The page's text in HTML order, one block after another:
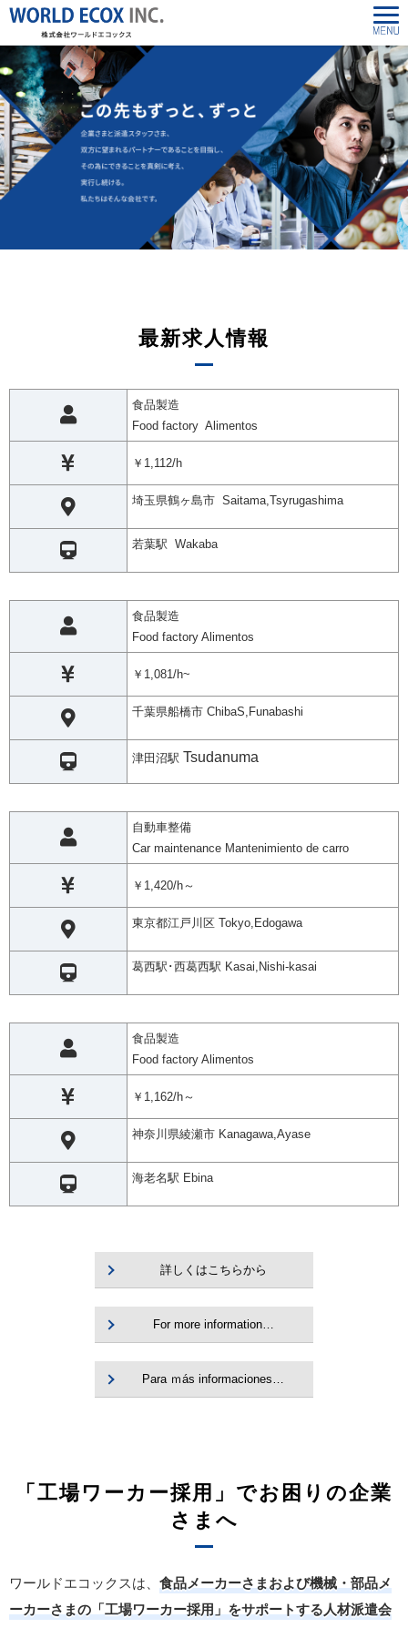
最新求人情報
食品製造
Food factory Alimentos
￥1,112/h
埼玉県鶴ヶ島市 Saitama,Tsyrugashima
若葉駅 Wakaba
食品製造
Food factory Alimentos
￥1,081/h~
千葉県船橋市 ChibaS,Funabashi
津田沼駅 Tsudanuma
自動車整備
Car maintenance Mantenimiento de carro
￥1,420/h～
東京都江戸川区 Tokyo,Edogawa
葛西駅･西葛西駅 Kasai,Nishi-kasai
食品製造
Food factory Alimentos
￥1,162/h～
神奈川県綾瀬市 Kanagawa,Ayase
海老名駅 Ebina
詳しくはこちらから
For more information…
Para ｍás informaciones…
「工場ワーカー採用」でお困りの企業
さまへ
ワールドエコックスは、 食品メーカーさまおよび機械・部品メ
ーカーさまの「工場ワーカー採用」をサポートする人材派遣会